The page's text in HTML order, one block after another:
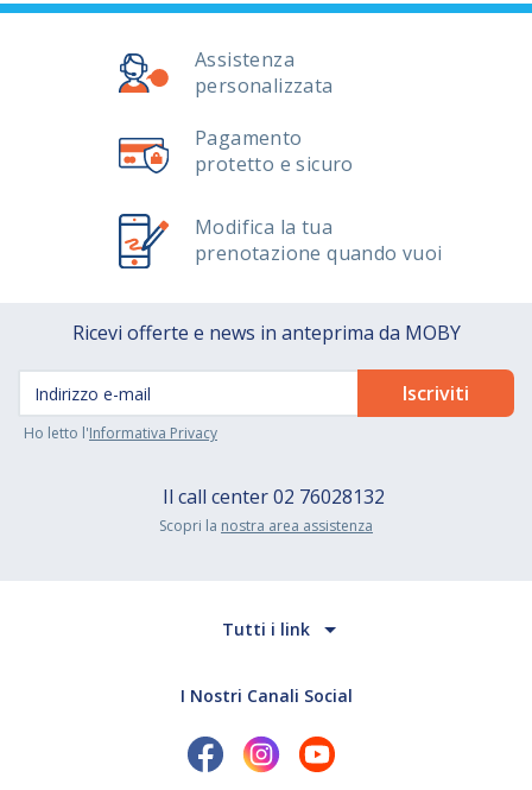
Assistenza
personalizzata
Pagamento
protetto e sicuro
Modifica la tua
prenotazione quando vuoi
Ricevi offerte e news in anteprima da MOBY
Ho letto l'Informativa Privacy
Il call center02 76028132
Scopri la nostra area assistenza
Tutti i link
I Nostri Canali Social